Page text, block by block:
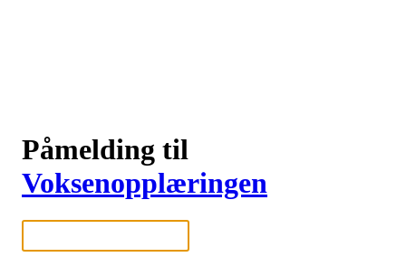
Påmelding til
Voksenopplæringen